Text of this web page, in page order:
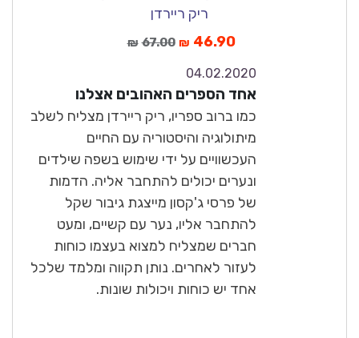
ריק ריירדן
₪ 67.00 ₪ 46.90
04.02.2020
אחד הספרים האהובים אצלנו
כמו ברוב ספריו, ריק ריירדן מצליח לשלב
מיתולוגיה והיסטוריה עם החיים
העכשוויים על ידי שימוש בשפה שילדים
ונערים יכולים להתחבר אליה. הדמות
של פרסי ג'קסון מייצגת גיבור שקל
להתחבר אליו, נער עם קשיים, ומעט
חברים שמצליח למצוא בעצמו כוחות
לעזור לאחרים. נותן תקווה ומלמד שלכל
אחד יש כוחות ויכולות שונות.